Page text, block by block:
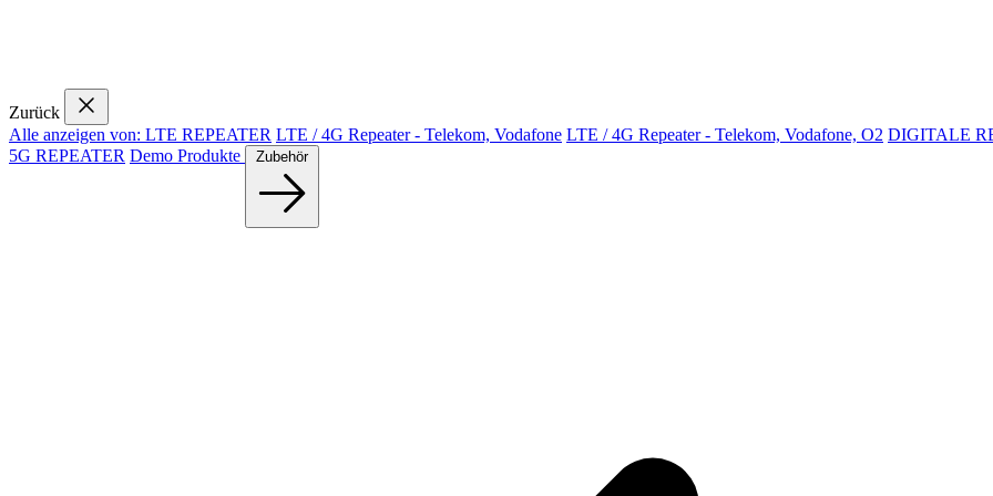
Zurück
Alle anzeigen von: LTE REPEATER LTE / 4G Repeater - Telekom, Vodafone LTE / 4G Repeater - Telekom, Vodafone, O2 DIGITALE
5G REPEATER Demo Produkte Zubehör